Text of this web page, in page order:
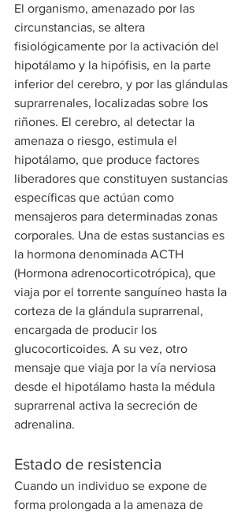
El organismo, amenazado por las
circunstancias, se altera
fisiológicamente por la activación del
hipotálamo y la hipófisis, en la parte
inferior del cerebro, y por las glándulas
suprarrenales, localizadas sobre los
riñones. El cerebro, al detectar la
amenaza o riesgo, estimula el
hipotálamo, que produce factores
liberadores que constituyen sustancias
específicas que actúan como
mensajeros para determinadas zonas
corporales. Una de estas sustancias es
la hormona denominada ACTH
(Hormona adrenocorticotrópica), que
viaja por el torrente sanguíneo hasta la
corteza de la glándula suprarrenal,
encargada de producir los
glucocorticoides. A su vez, otro
mensaje que viaja por la vía nerviosa
desde el hipotálamo hasta la médula
suprarrenal activa la secreción de
adrenalina.
Estado de resistencia
Cuando un individuo se expone de
forma prolongada a la amenaza de